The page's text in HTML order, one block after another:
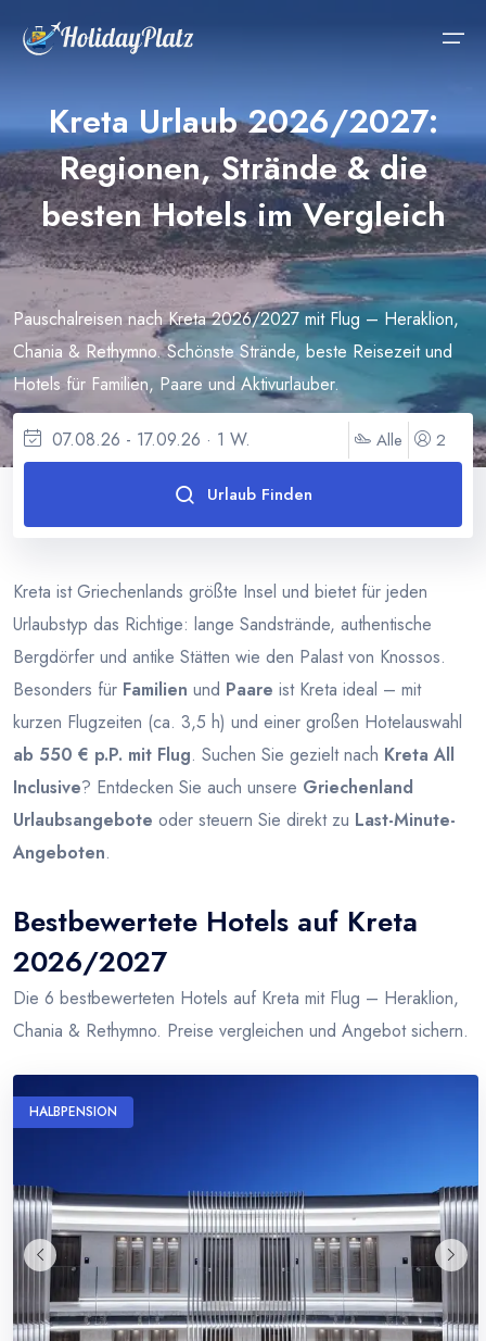
Last Minute
Last-Minute Bulgarien
Last-Minute Türkei
Last-Minute Spanien
Last-Minute Griechenland
Last-Minute Ägypten
Last-Minute Kanaren
Last-Minute Mallorca
Beliebte Reiseziele
Ägypten
Dominikanische Republik
Bulgarien
Mallorca
Kanarische Inseln
Kreta
Malediven
Urlaub
Schnäppchen
Reisekalender
Pauschalreisen
Last-Minute
All-Inclusive
Kreuzfahrten
Rundreisen
Kreta Urlaub 2026/2027:
Regionen, Strände & die
besten Hotels im Vergleich
Pauschalreisen nach Kreta 2026/2027 mit Flug – Heraklion,
Chania & Rethymno. Schönste Strände, beste Reisezeit und
Hotels für Familien, Paare und Aktivurlauber.
07.08.26 - 17.09.26 · 1 W. Alle 2
Urlaub Finden
Kreta ist Griechenlands größte Insel und bietet für jeden
Urlaubstyp das Richtige: lange Sandstrände, authentische
Bergdörfer und antike Stätten wie den Palast von Knossos.
Besonders für Familien und Paare ist Kreta ideal – mit
kurzen Flugzeiten (ca. 3,5 h) und einer großen Hotelauswahl
ab 550 € p.P. mit Flug. Suchen Sie gezielt nach Kreta All
Inclusive? Entdecken Sie auch unsere Griechenland
Urlaubsangebote oder steuern Sie direkt zu Last-Minute-
Angeboten.
Bestbewertete Hotels auf Kreta
2026/2027
Die 6 bestbewerteten Hotels auf Kreta mit Flug – Heraklion,
Chania & Rethymno. Preise vergleichen und Angebot sichern.
HALBPENSION